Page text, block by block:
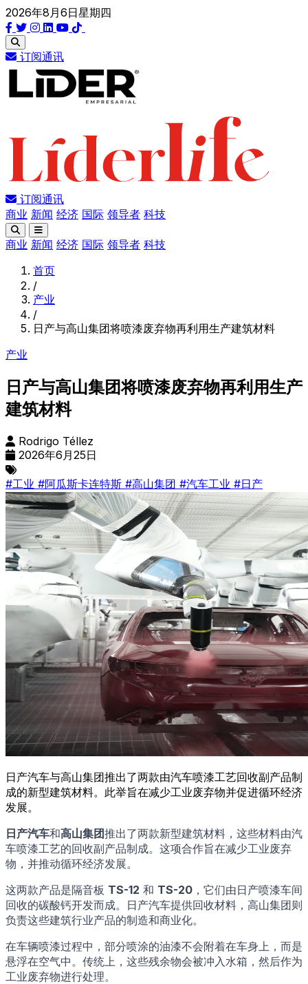
2026年8月6日星期四
订阅通讯
订阅通讯
商业 新闻 经济 国际 领导者 科技
商业 新闻 经济 国际 领导者 科技
首页
/
产业
/
日产与高山集团将喷漆废弃物再利用生产建筑材料
产业
日产与高山集团将喷漆废弃物再利用生产
建筑材料
Rodrigo Téllez
2026年6月25日
#工业 #阿瓜斯卡连特斯 #高山集团 #汽车工业 #日产
日产汽车与高山集团推出了两款由汽车喷漆工艺回收副产品制
成的新型建筑材料。此举旨在减少工业废弃物并促进循环经济
发展。
日产汽车和高山集团推出了两款新型建筑材料，这些材料由汽
车喷漆工艺的回收副产品制成。这项合作旨在减少工业废弃
物，并推动循环经济发展。
这两款产品是隔音板 TS-12 和 TS-20 ，它们由日产喷漆车间
回收的碳酸钙开发而成。日产汽车提供回收材料，高山集团则
负责这些建筑行业产品的制造和商业化。
在车辆喷漆过程中，部分喷涂的油漆不会附着在车身上，而是
悬浮在空气中。传统上，这些残余物会被冲入水箱，然后作为
工业废弃物进行处理。